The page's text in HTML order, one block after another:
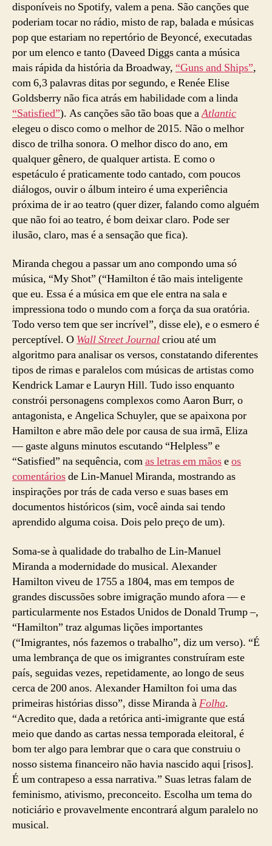
disponíveis no Spotify, valem a pena. São canções que
poderiam tocar no rádio, misto de rap, balada e músicas
pop que estariam no repertório de Beyoncé, executadas
por um elenco e tanto (Daveed Diggs canta a música
mais rápida da história da Broadway, “Guns and Ships”,
com 6,3 palavras ditas por segundo, e Renée Elise
Goldsberry não fica atrás em habilidade com a linda
“Satisfied”). As canções são tão boas que aAtlantic
elegeu o disco como o melhor de 2015. Não o melhor
disco de trilha sonora. O melhor disco do ano, em
qualquer gênero, de qualquer artista. E como o
espetáculo é praticamente todo cantado, com poucos
diálogos, ouvir o álbum inteiro é uma experiência
próxima de ir ao teatro (quer dizer, falando como alguém
que não foi ao teatro, é bom deixar claro. Pode ser
ilusão, claro, mas é a sensação que fica).
Miranda chegou a passar um ano compondo uma só
música, “My Shot” (“Hamilton é tão mais inteligente
que eu. Essa é a música em que ele entra na sala e
impressiona todo o mundo com a força da sua oratória.
Todo verso tem que ser incrível”, disse ele), e o esmero é
perceptível. O Wall Street Journalcriou até um
algoritmo para analisar os versos, constatando diferentes
tipos de rimas e paralelos com músicas de artistas como
Kendrick Lamar e Lauryn Hill. Tudo isso enquanto
constrói personagens complexos como Aaron Burr, o
antagonista, e Angelica Schuyler, que se apaixona por
Hamilton e abre mão dele por causa de sua irmã, Eliza
— gaste alguns minutos escutando “Helpless” e
“Satisfied” na sequência, comas letras em mãoseos
comentáriosde Lin-Manuel Miranda, mostrando as
inspirações por trás de cada verso e suas bases em
documentos históricos (sim, você ainda sai tendo
aprendido alguma coisa. Dois pelo preço de um).
Soma-se à qualidade do trabalho de Lin-Manuel
Miranda a modernidade do musical. Alexander
Hamilton viveu de 1755 a 1804, mas em tempos de
grandes discussões sobre imigração mundo afora — e
particularmente nos Estados Unidos de Donald Trump –,
“Hamilton” traz algumas lições importantes
(“Imigrantes, nós fazemos o trabalho”, diz um verso). “É
uma lembrança de que os imigrantes construíram este
país, seguidas vezes, repetidamente, ao longo de seus
cerca de 200 anos. Alexander Hamilton foi uma das
primeiras histórias disso”, disse Miranda àFolha.
“Acredito que, dada a retórica anti-imigrante que está
meio que dando as cartas nessa temporada eleitoral, é
bom ter algo para lembrar que o cara que construiu o
nosso sistema financeiro não havia nascido aqui [risos].
É um contrapeso a essa narrativa.” Suas letras falam de
feminismo, ativismo, preconceito. Escolha um tema do
noticiário e provavelmente encontrará algum paralelo no
musical.